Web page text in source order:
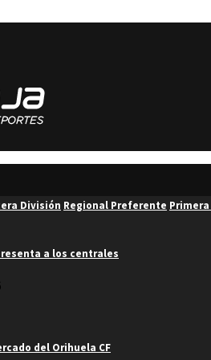
División Regional Preferente
a los centrales
del Orihuela CF